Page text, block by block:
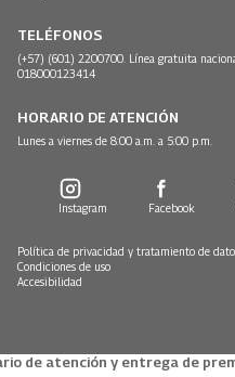
TELÉFONOS
(+57) (601) 2200700. Línea gratuita
018000123414
HORARIO DE ATENCIÓN
Lunes a viernes de 8:00 a.m. a 5:00 p.m.
Instagram Facebook
Política de privacidad y tratamiento de
Condiciones de uso
Accesibilidad
de atención y entrega de